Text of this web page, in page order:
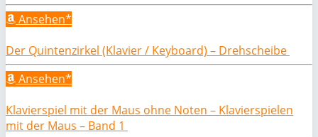
Ansehen*
Der Quintenzirkel (Klavier / Keyboard) – Drehscheibe
Ansehen*
Klavierspiel mit der Maus ohne Noten – Klavierspielen
mit der Maus – Band 1